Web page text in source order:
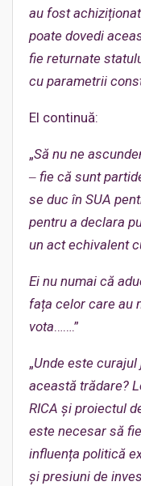
au fost
poate dovedi acea
fie returnate
cu parametrii
El continuă:
„Să nu ne
‒ fie că sunt
se duc în SUA
pentru a declara
un act echivalent
Ei nu numai că
fața celor care au
vota…….”
„Unde este
această trădare?
RICA și proiectul
este necesar să fie
influența politică
și presiuni de